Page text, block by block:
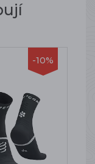
-10%